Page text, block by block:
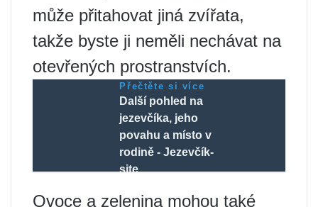
může přitahovat jiná zvířata,
takže byste ji neměli nechávat na
otevřených prostranstvích.
Přečtěte si více
Další pohled na
jezevčíka, jeho
povahu a místo v
rodině - Jezevčík-
site
Ovoce a zelenina mohou také